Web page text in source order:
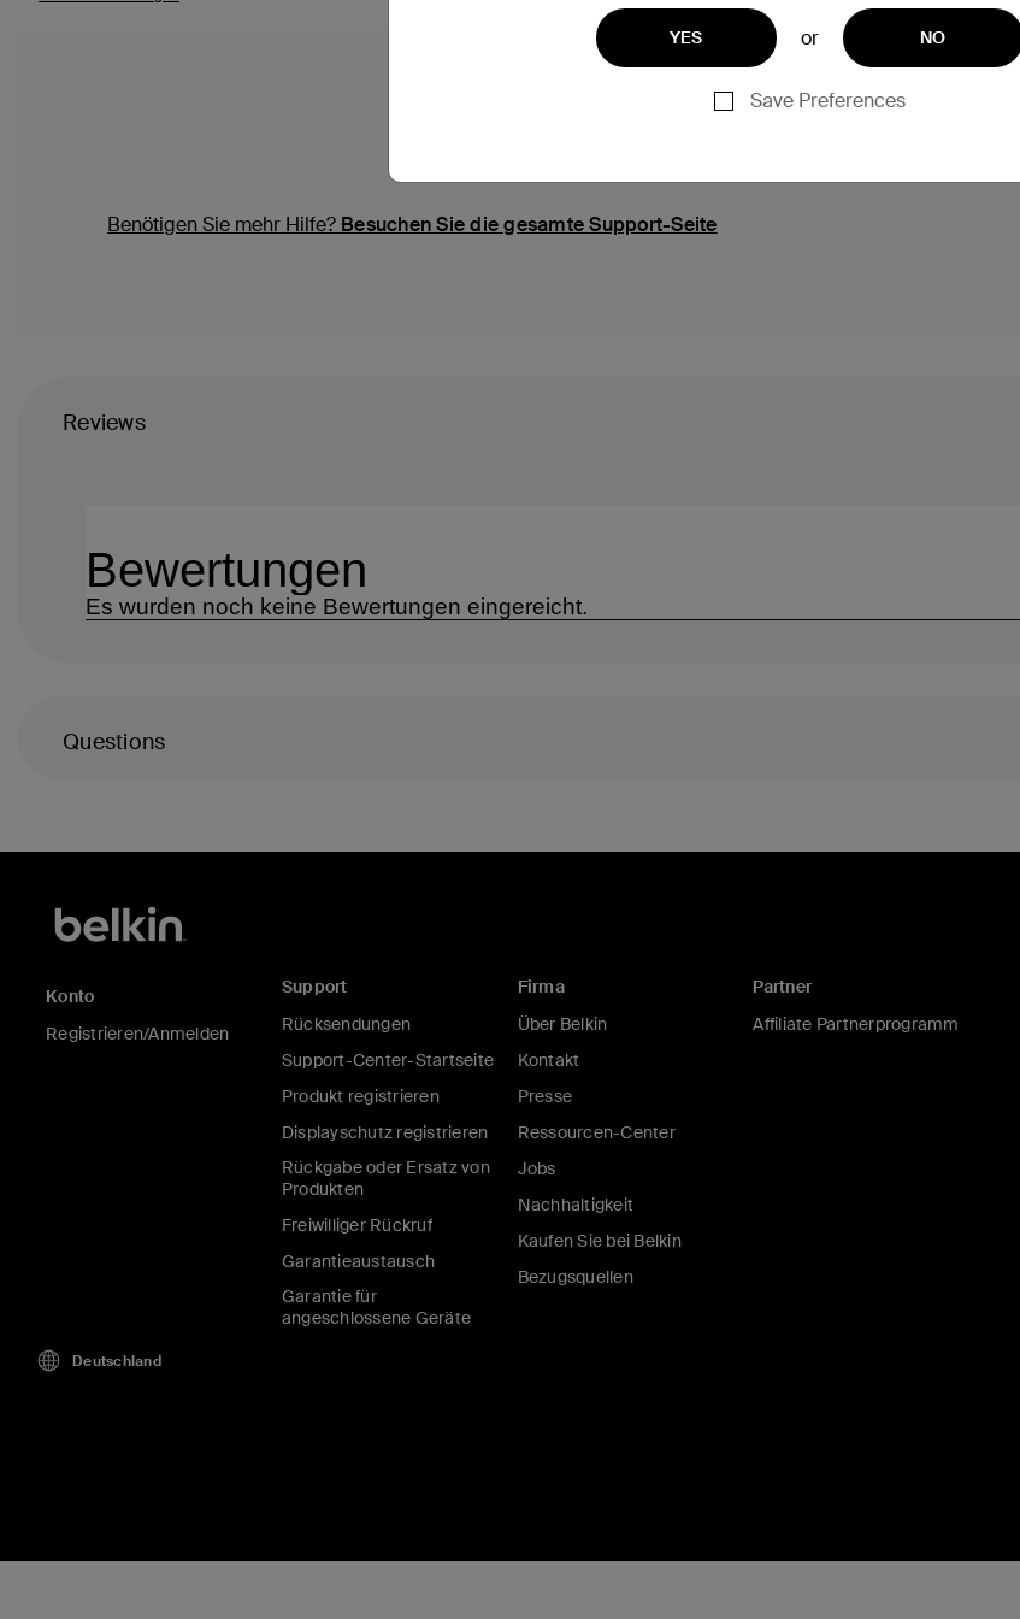
YES or NO
Save Preferences
Benötigen Sie mehr Hilfe? Besuchen Sie die gesamte Support-Seite
Reviews
Questions
Konto
Registrieren/Anmelden
Support
Rücksendungen
Support-Center-Startseite
Produkt registrieren
Displayschutz registrieren
Rückgabe oder Ersatz von
Produkten
Freiwilliger Rückruf
Garantieaustausch
Garantie für
angeschlossene Geräte
Firma
Über Belkin
Kontakt
Presse
Ressourcen-Center
Jobs
Nachhaltigkeit
Kaufen Sie bei Belkin
Bezugsquellen
Partner
Affiliate Partnerprogramm
Deutschland